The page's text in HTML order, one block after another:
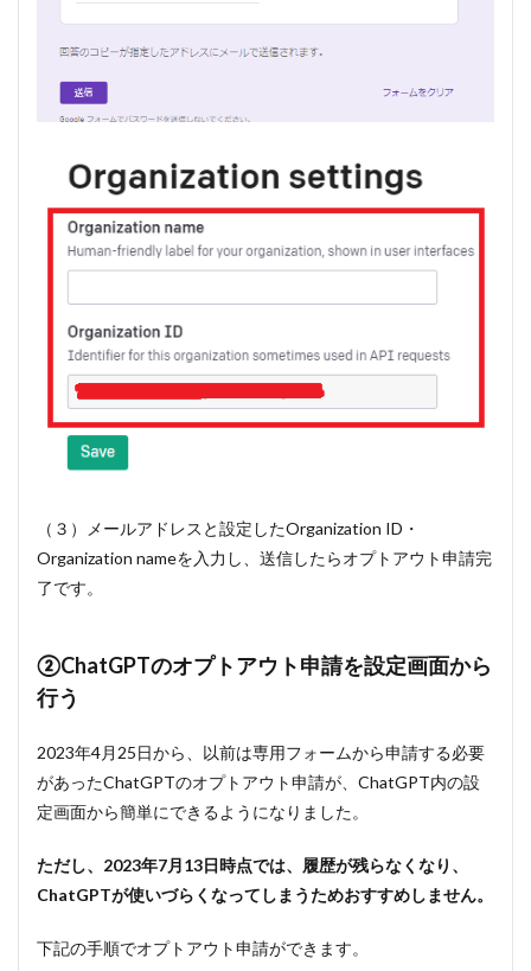
（３）メールアドレスと設定したOrganization ID・
Organization nameを入力し、送信したらオプトアウト申請完
了です。
②ChatGPTのオプトアウト申請を設定画面から
行う
2023年4月25日から、以前は専用フォームから申請する必要
があったChatGPTのオプトアウト申請が、ChatGPT内の設
定画面から簡単にできるようになりました。
ただし、2023年7月13日時点では、履歴が残らなくなり、
ChatGPTが使いづらくなってしまうためおすすめしません。
下記の手順でオプトアウト申請ができます。